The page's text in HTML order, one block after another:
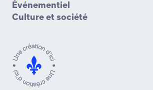
Événementiel
Culture et société